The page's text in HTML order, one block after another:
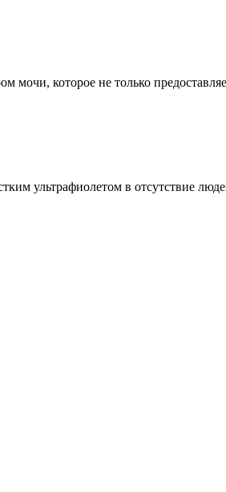
которое не только
ультрафиолетом в отсутствие